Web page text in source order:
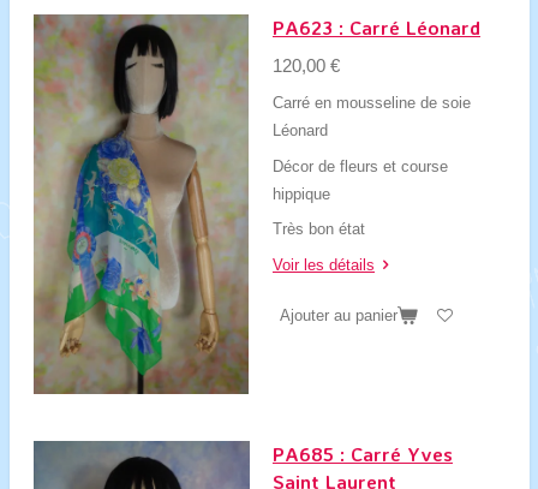
PA623 : Carré Léonard
120,00 €
Carré en mousseline de soie
Léonard
Décor de fleurs et course
hippique
Très bon état
Voir les détails
Ajouter au panier
PA685 : Carré Yves
Saint Laurent